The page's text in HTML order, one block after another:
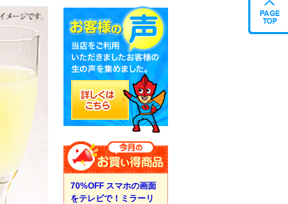
70%OFF スマホの画面
をテレビで！ミラーリ